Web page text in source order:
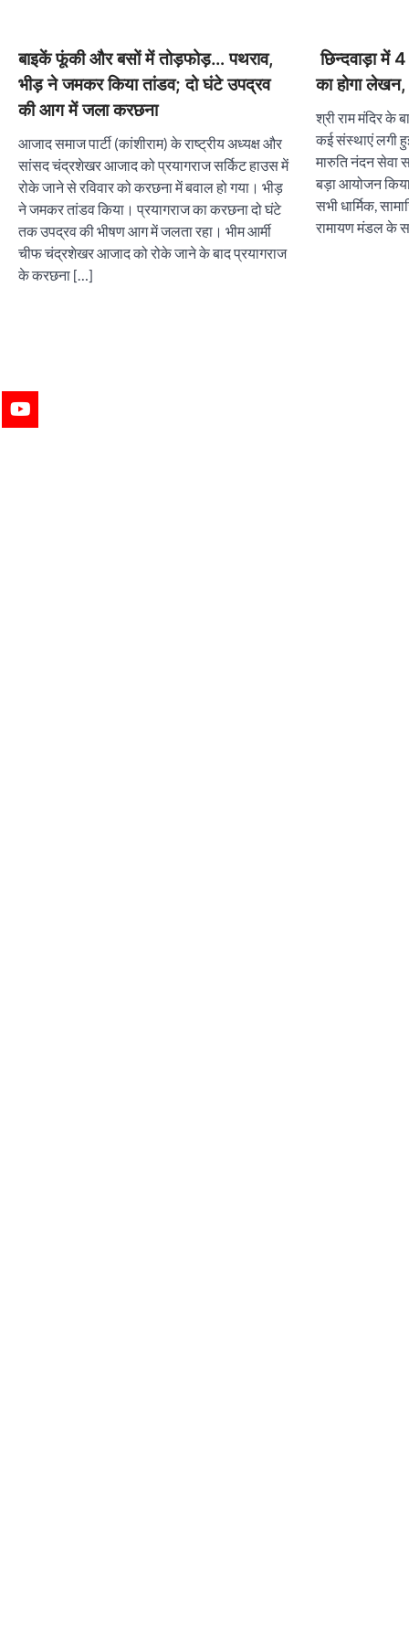
बाइकें फूंकी और बसों में तोड़फोड़… पथराव,
भीड़ ने जमकर किया तांडव; दो घंटे उपद्रव
की आग में जला करछना
आजाद समाज पार्टी (कांशीराम) के राष्ट्रीय अध्यक्ष और
सांसद चंद्रशेखर आजाद को प्रयागराज सर्किट हाउस में
रोके जाने से रविवार को करछना में बवाल हो गया। भीड़
ने जमकर तांडव किया। प्रयागराज का करछना दो घंटे
तक उपद्रव की भीषण आग में जलता रहा। भीम आर्मी
चीफ चंद्रशेखर आजाद को रोके जाने के बाद प्रयागराज
के करछना […]
छिन्दवाड़ा में
का होगा
श्री राम मंदिर के
कई संस्थाएं लगी
मारुति नंदन सेवा
बड़ा आयोजन
सभी धार्मिक,
रामायण मंडल के